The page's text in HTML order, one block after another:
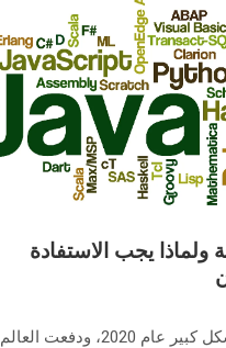
ولماذا يجب الاستفادة
لقد تسارعت عجلة التطور بشكل كبير عام 2020، ودفعت العالم